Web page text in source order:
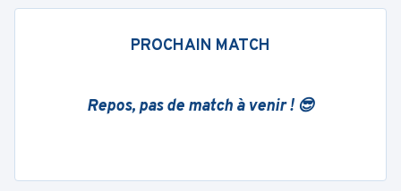
PROCHAIN MATCH
Repos, pas de match à venir ! 😎